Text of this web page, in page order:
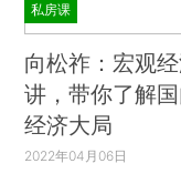
私房课
向松祚：宏观
讲，带你了解
经济大局
2022年04月06日